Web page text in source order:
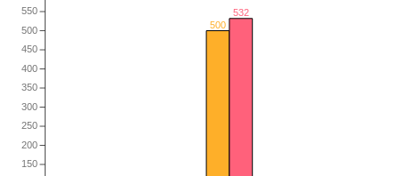
500
532
150
200
250
300
350
400
450
500
550